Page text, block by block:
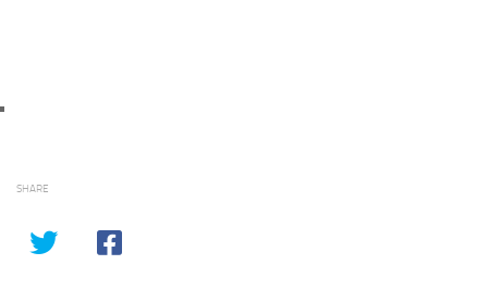
SHARE